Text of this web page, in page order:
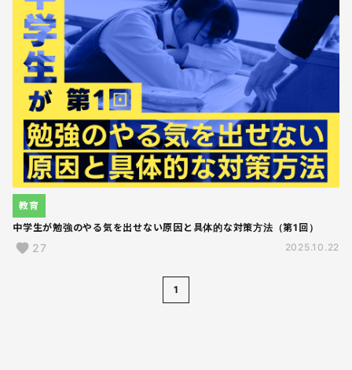
中学生が勉強のやる気を出せない原因と具体的な対策方法（第1回）
教育
27 2025.10.22
1